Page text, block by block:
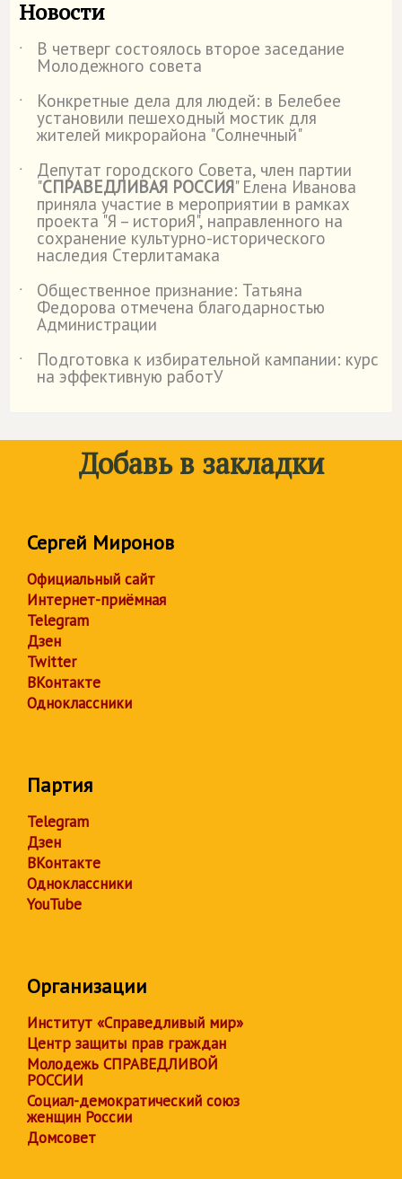
Новости
˙ В четверг состоялось второе заседание
Молодежного совета
˙
Конкретные дела для людей: в Белебее
установили пешеходный мостик для
жителей микрорайона "Солнечный"
˙
Депутат городского Совета, член партии
"СПРАВЕДЛИВАЯ РОССИЯ" Елена Иванова
приняла участие в мероприятии в рамках
проекта "Я – историЯ", направленного на
сохранение культурно-исторического
наследия Стерлитамака
˙
Общественное признание: Татьяна
Федорова отмечена благодарностью
Администрации
˙
Подготовка к избирательной кампании: курс
на эффективную работУ
Добавь в закладки
Сергей Миронов
Официальный сайт
Интернет-приёмная
Telegram
Дзен
Twitter
ВКонтакте
Одноклассники
Партия
Telegram
Дзен
ВКонтакте
Одноклассники
YouTube
Организации
Институт «Справедливый мир»
Центр защиты прав граждан
Молодежь СПРАВЕДЛИВОЙ
РОССИИ
Социал-демократический союз
женщин России
Домсовет